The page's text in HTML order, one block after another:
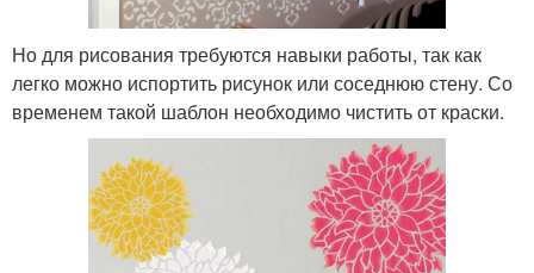
Но для рисования требуются навыки работы, так как
легко можно испортить рисунок или соседнюю стену. Со
временем такой шаблон необходимо чистить от краски.